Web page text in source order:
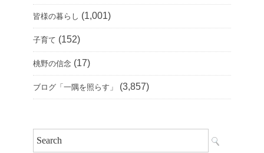
皆様の暮らし (1,001)
子育て (152)
桃野の信念 (17)
ブログ「一隅を照らす」 (3,857)